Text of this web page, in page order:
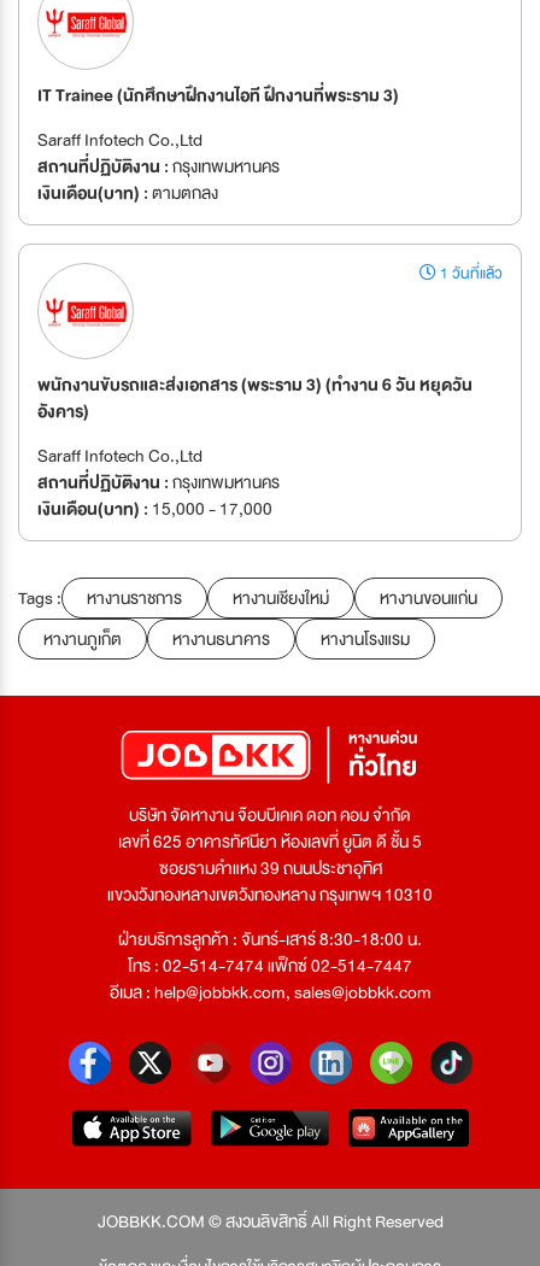
IT Trainee (นักศึกษาฝึกงานไอที ฝึกงานที่พระราม 3)
Saraff Infotech Co.,Ltd
สถานที่ปฏิบัติงาน :กรุงเทพมหานคร
เงินเดือน(บาท) :ตามตกลง
1 วันที่แล้ว
พนักงานขับรถและส่งเอกสาร (พระราม 3) (ทำงาน 6 วััน หยุดวัน
อังคาร)
Saraff Infotech Co.,Ltd
สถานที่ปฏิบัติงาน :กรุงเทพมหานคร
เงินเดือน(บาท) : 15,000 - 17,000
Tags : หางานราชการ หางานเชียงใหม่
หางานขอนแก่น
หางานภูเก็ต
หางานธนาคาร หางานโรงแรม
บริษัท จัดหางาน จ๊อบบีเคเค ดอท คอม จำกัด
เลขที่ 625 อาคารทัศนียา ห้องเลขที่ ยูนิต ดี ชั้น 5
ซอยรามคำแหง 39 ถนนประชาอุทิศ
แขวงวังทองหลางเขตวังทองหลาง กรุงเทพฯ 10310
ฝ่ายบริการลูกค้า : จันทร์-เสาร์ 8:30-18:00 น.
โทร : 02-514-7474 แฟ็กซ์ 02-514-7447
อีเมล :help@jobbkk.com,sales@jobbkk.com
JOBBKK.COM © สงวนลิขสิทธิ์ All Right Reserved